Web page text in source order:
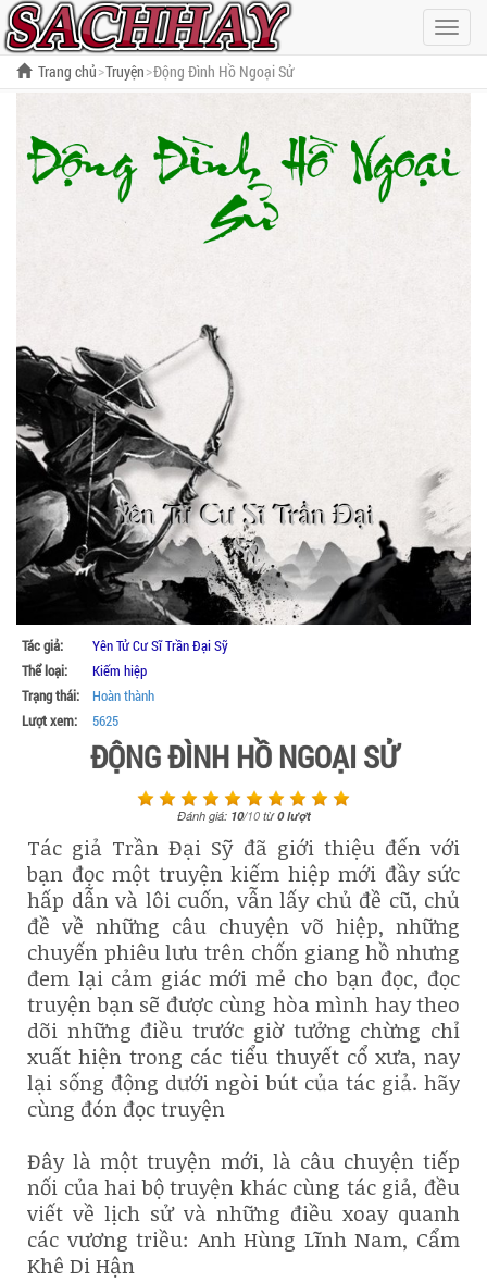
Hiện
menu
Trang chủ Truyện Động Đình Hồ Ngoại Sử
Tác giả:
Yên Tử Cư Sĩ Trần Đại Sỹ
Thể loại:
Kiếm hiệp
Trạng thái:
Hoàn thành
Lượt xem:
5625
ĐỘNG ĐÌNH HỒ NGOẠI SỬ
Đánh giá: 10/10từ0lượt
Tác giả Trần Đại Sỹ đã giới thiệu đến với
bạn đọc một truyện kiếm hiệp mới đầy sức
hấp dẫn và lôi cuốn, vẫn lấy chủ đề cũ, chủ
đề về những câu chuyện võ hiệp, những
chuyến phiêu lưu trên chốn giang hồ nhưng
đem lại cảm giác mới mẻ cho bạn đọc, đọc
truyện bạn sẽ được cùng hòa mình hay theo
dõi những điều trước giờ tưởng chừng chỉ
xuất hiện trong các tiểu thuyết cổ xưa, nay
lại sống động dưới ngòi bút của tác giả. hãy
cùng đón đọc truyện
Đây là một truyện mới, là câu chuyện tiếp
nối của hai bộ truyện khác cùng tác giả, đều
viết về lịch sử và những điều xoay quanh
các vương triều: Anh Hùng Lĩnh Nam, Cẩm
Khê Di Hận